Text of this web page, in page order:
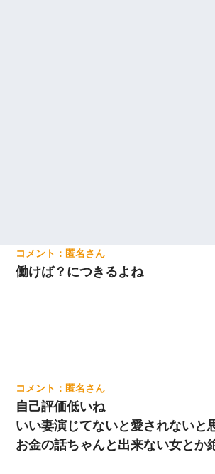
匿名
働けば？につきるよね
匿名
自己評価低いね
いい妻演じてないと愛されないと
お金の話ちゃんと出来ない女とか